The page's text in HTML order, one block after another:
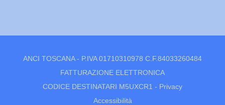
ANCI TOSCANA - P.IVA 01710310978 C.F.84033260484
FATTURAZIONE ELETTRONICA
CODICE DESTINATARI M5UXCR1 - Privacy
Accessibilità